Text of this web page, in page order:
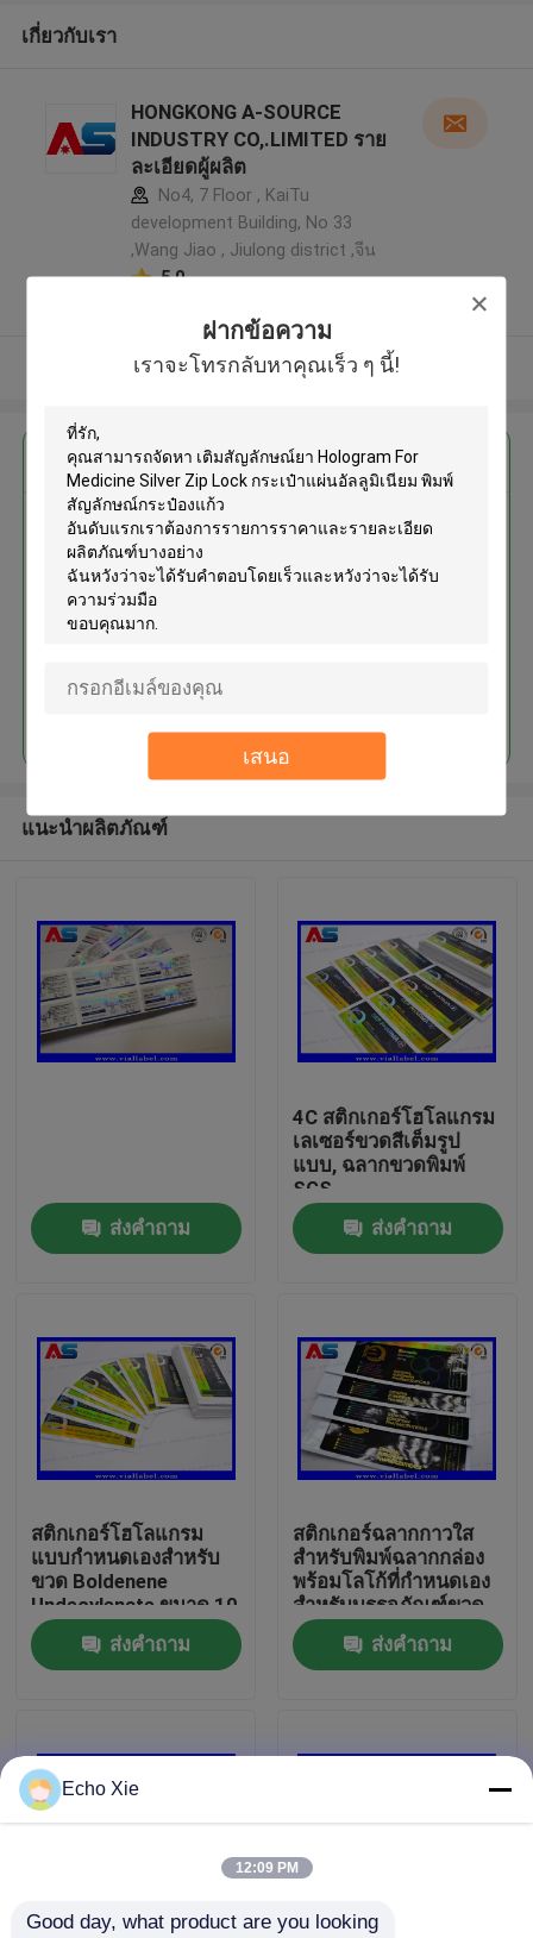
ฝากข้อความ
เราจะโทรกลับหาคุณเร็ว ๆ นี้!
เสนอ
บ้าน
เกี่ยวกับเรา
ทัวร์โรงงาน
ควบคุมคุณภาพ
ติดต่อเรา
10ml Vial Labels
ฉลากขวดเล็ก
เกี่ยวกับเรา
HONGKONG A-SOURCE
INDUSTRY CO,.LIMITED ราย
ละเอียดผู้ผลิต
No4, 7 Floor , KaiTu
development Building, No 33
,Wang Jiao , Jiulong district ,จีน
5.0
ดูเพิ่มเติม
এর সেরা মূল্য পান
เติมสัญลักษณ์ยา Hologram For
Medicine Silver Zip Lock กระเป๋า
แผ่นอัลลูมิเนียม พิมพ์สัญลักษณ์
แนะนำผลิตภัณฑ์
ส่งคำถาม
4C สติกเกอร์โฮโลแกรม
เลเซอร์ขวดสีเต็มรูป
แบบ, ฉลากขวดพิมพ์
SGS
ส่งคำถาม
สติกเกอร์โฮโลแกรม
แบบกำหนดเองสำหรับ
ขวด Boldenene
Undecylenate ขนาด 10
มล. ฉลากขวดขนาด 10
มล. กาวเหนียวพิเศษ
พร้อมเอฟเฟกต์เลเซอร์
ส่งคำถาม
สติกเกอร์ฉลากกาวใส
สำหรับพิมพ์ฉลากกล่อง
พร้อมโลโก้ที่กำหนดเอง
สำหรับบรรจุภัณฑ์ขวด
แอมพูลยา
ส่งคำถาม
Echo Xie
12:09 PM
Good day, what product are you looking